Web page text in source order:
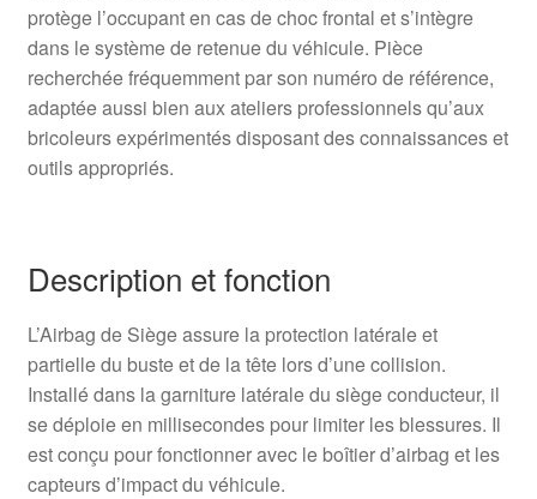
protège l’occupant en cas de choc frontal et s’intègre
dans le système de retenue du véhicule. Pièce
recherchée fréquemment par son numéro de référence,
adaptée aussi bien aux ateliers professionnels qu’aux
bricoleurs expérimentés disposant des connaissances et
outils appropriés.
Description et fonction
L’Airbag de Siège assure la protection latérale et
partielle du buste et de la tête lors d’une collision.
Installé dans la garniture latérale du siège conducteur, il
se déploie en millisecondes pour limiter les blessures. Il
est conçu pour fonctionner avec le boîtier d’airbag et les
capteurs d’impact du véhicule.